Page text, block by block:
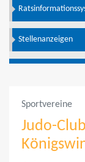
Stellenanzeigen
Sportvereine
Judo-